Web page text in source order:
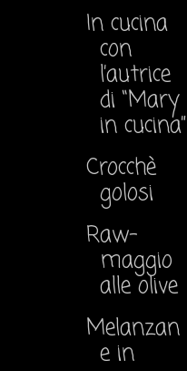
In cucina
con
l’autrice
di “Mary
in cucina”
Crocchè
golosi
Raw-
maggio
alle olive
Melanzan
e in